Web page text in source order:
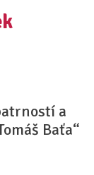
a
Baťa“